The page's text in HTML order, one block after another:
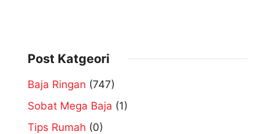
Post Katgeori
Baja Ringan (747)
Sobat Mega Baja (1)
Tips Rumah (0)